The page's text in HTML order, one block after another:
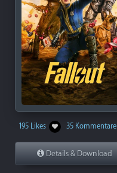
195 Likes 35 Kommentare
Details & Download